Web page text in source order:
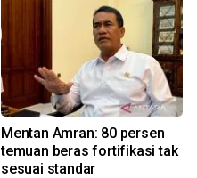
Mentan Amran: 80 persen
temuan beras fortifikasi tak
sesuai standar